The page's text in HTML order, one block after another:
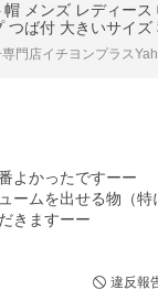
帽 メンズ レディース
つば付 大きいサイズ
カジュアル メー
門店イチヨンプラス
よかったですーー
ームを出せる物（
きますーー
違反報